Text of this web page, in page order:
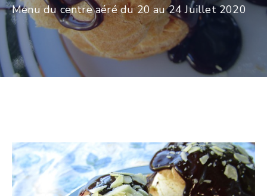
Menu du centre aéré du 20 au 24 Juillet 2020